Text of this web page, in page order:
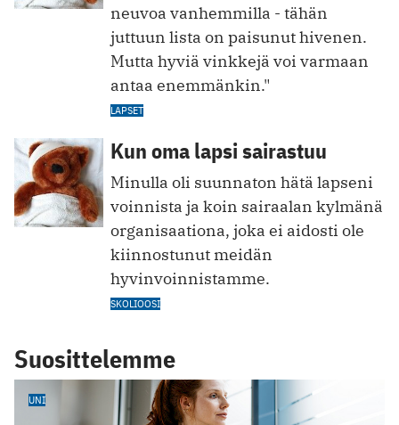
neuvoa vanhemmilla - tähän
juttuun lista on paisunut hivenen.
Mutta hyviä vinkkejä voi varmaan
antaa enemmänkin."
LAPSET
Kun oma lapsi sairastuu
Minulla oli suunnaton hätä lapseni
voinnista ja koin sairaalan kylmänä
organisaationa, joka ei aidosti ole
kiinnostunut meidän
hyvinvoinnistamme.
SKOLIOOSI
Suosittelemme
UNI